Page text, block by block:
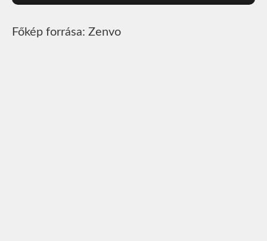
Főkép forrása: Zenvo